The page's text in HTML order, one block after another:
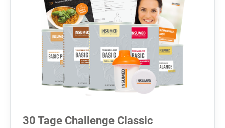
30 Tage Challenge Classic